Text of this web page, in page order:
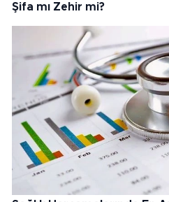
Şifa mı Zehir mi?